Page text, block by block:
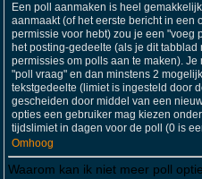
Een poll aanmaken is heel
aanmaakt (of het eerste bericht in een
permissie voor hebt) zou je een "voeg
het posting-gedeelte (als je dit
permissies om polls aan te maken).
"poll vraag" en dan minstens 2
tekstgedeelte (limiet is ingesteld door
gescheiden door middel van een
opties een gebruiker mag kiezen
tijdslimiet in dagen voor de poll (0 is
Omhoog
Waarom kan ik niet meer poll